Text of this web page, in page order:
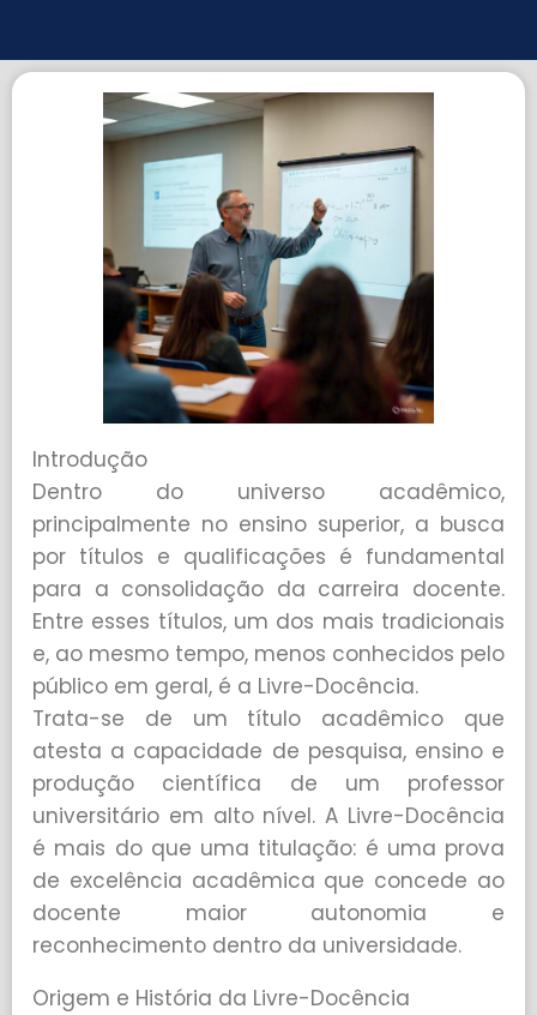
Introdução
Dentro do universo acadêmico,
principalmente no ensino superior, a busca
por títulos e qualificações é fundamental
para a consolidação da carreira docente.
Entre esses títulos, um dos mais tradicionais
e, ao mesmo tempo, menos conhecidos pelo
público em geral, é a Livre-Docência.
Trata-se de um título acadêmico que
atesta a capacidade de pesquisa, ensino e
produção científica de um professor
universitário em alto nível. A Livre-Docência
é mais do que uma titulação: é uma prova
de excelência acadêmica que concede ao
docente maior autonomia e
reconhecimento dentro da universidade.
Origem e História da Livre-Docência